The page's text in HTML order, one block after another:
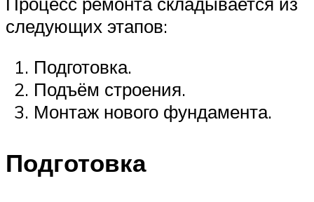
следующих этапов:
Подготовка.
Подъём строения.
Монтаж нового фундамента.
Подготовка